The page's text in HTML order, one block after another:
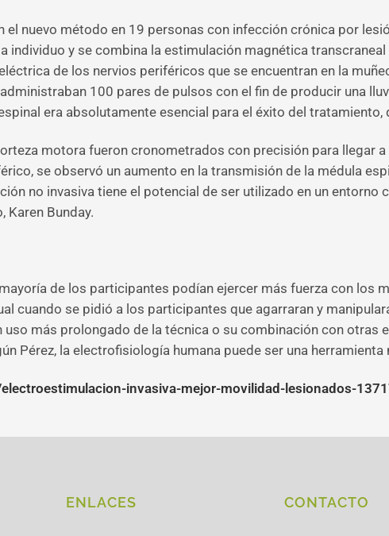
nuevo método en 19 personas con infección crónica por
individuo y se combina la estimulación magnética
de los nervios periféricos que se encuentran en la
100 pares de pulsos con el fin de producir una
era absolutamente esencial para el éxito del tratamiento,
motora fueron cronometrados con precisión para llegar
se observó un aumento en la transmisión de la médula
no invasiva tiene el potencial de ser utilizado en un
Karen Bunday.
de los participantes podían ejercer más fuerza con los
cuando se pidió a los participantes que agarraran y
uso más prolongado de la técnica o su combinación con
Pérez, la electrofisiología humana puede ser una
invasiva-mejor-movilidad-lesionados-
ENLACES CONTACTO